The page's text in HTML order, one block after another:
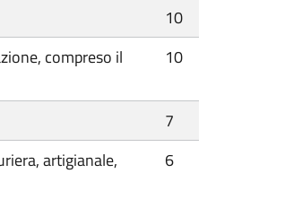
10
compreso il
10
7
artigianale,
6